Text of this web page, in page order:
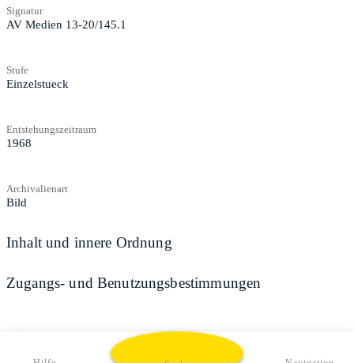
Signatur
AV Medien 13-20/145.1
Stufe
Einzelstueck
Entstehungszeitraum
1968
Archivalienart
Bild
Inhalt und innere Ordnung
Zugangs- und Benutzungsbestimmungen
Teilen